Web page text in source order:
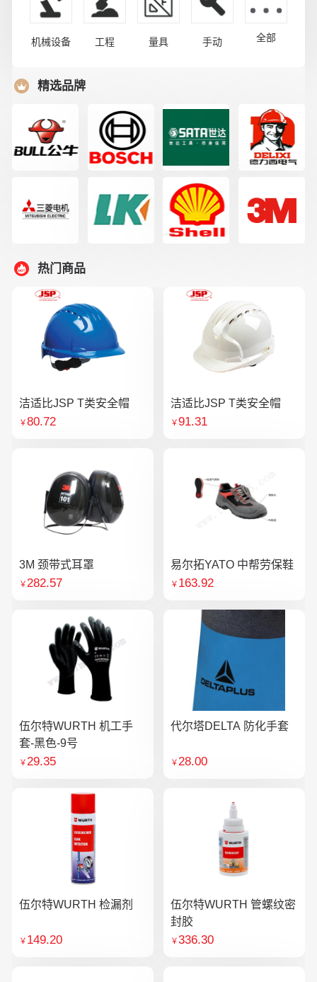
机械设备 工程 量具 手动 全部
精选品牌
热门商品
洁适比JSP T类安全帽
￥80.72
洁适比JSP T类安全帽
￥91.31
3M 颈带式耳罩
￥282.57
易尔拓YATO 中帮劳保鞋
￥ 163.92
伍尔特WURTH 机工手
套-黑色-9号
￥29.35
代尔塔DELTA 防化手套
￥28.00
伍尔特WURTH 检漏剂
￥ 149.20
伍尔特WURTH 管螺纹密
封胶
￥336.30